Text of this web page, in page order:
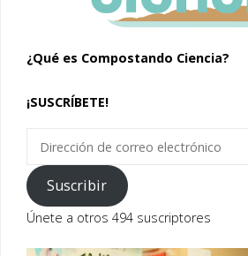
¿Qué es Compostando Ciencia?
¡SUSCRÍBETE!
correo
electrónico
Suscribir
Únete a otros 494 suscriptores